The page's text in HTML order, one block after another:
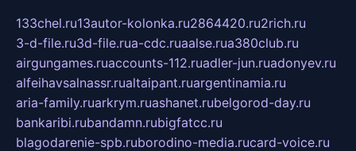
133chel.ru13autor-kolonka.ru2864420.ru2rich.ru
3-d-file.ru3d-file.rua-cdc.ruaalse.rua380club.ru
airgungames.ruaccounts-112.ruadler-jun.ruadonyev.ru
alfeihavsalnassr.rualtaipant.ruargentinamia.ru
aria-family.ruarkrym.ruashanet.rubelgorod-day.ru
bankaribi.rubandamn.rubigfatcc.ru
blagodarenie-spb.ruborodino-media.rucard-voice.ru